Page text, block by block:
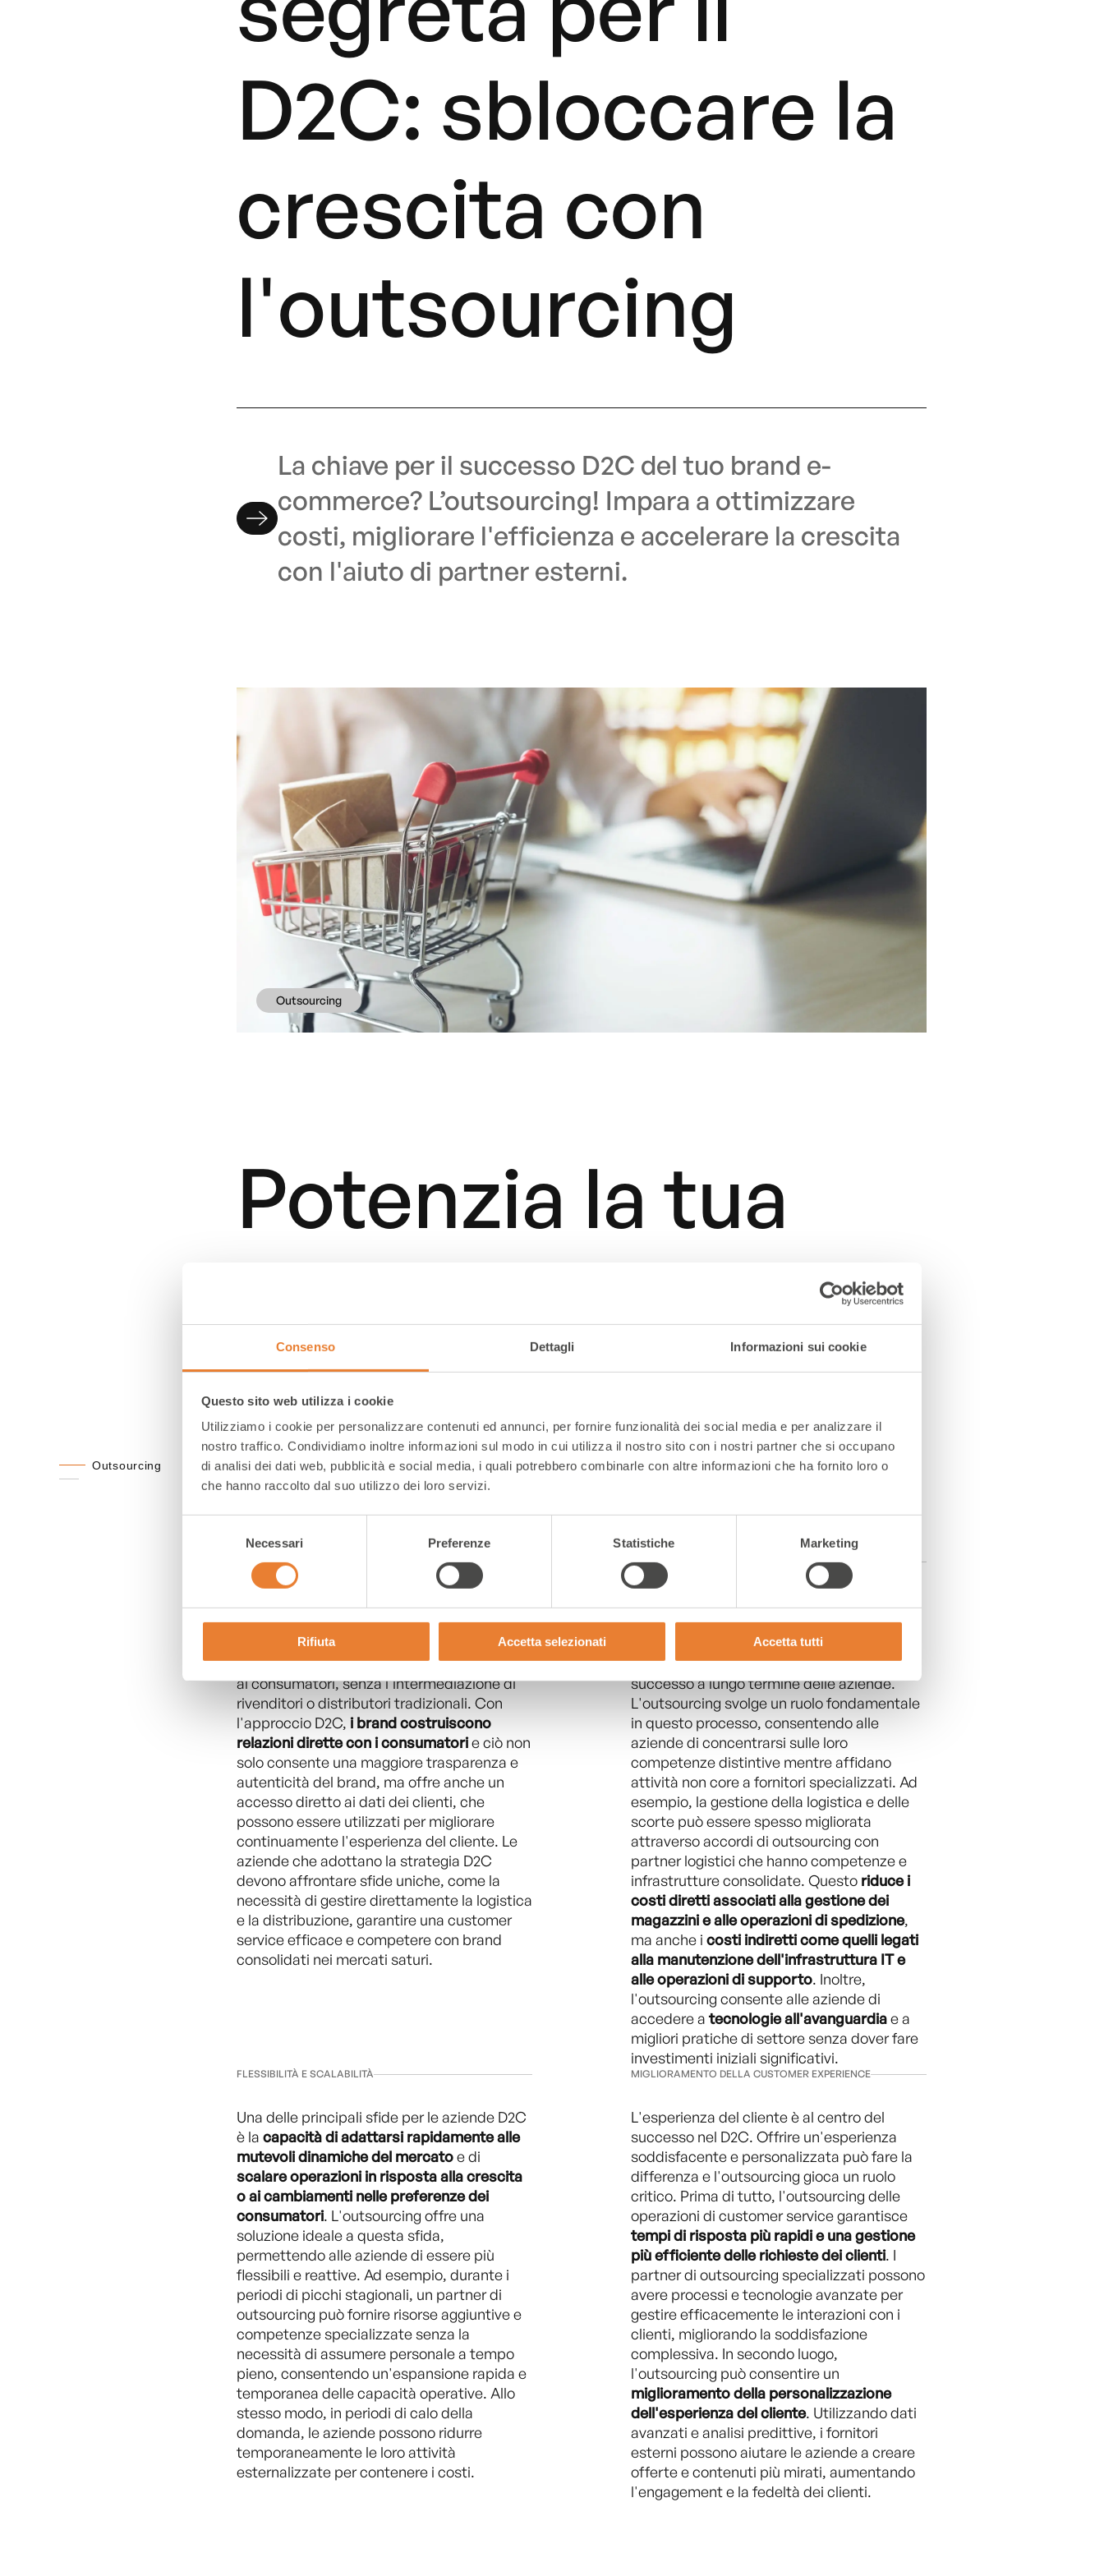
Consenso Dettagli Informazioni sui cookie
Questo sito web utilizza i cookie
Utilizziamo i cookie per personalizzare contenuti ed annunci, per fornire funzionalità dei social media e per analizzare il
nostro traffico. Condividiamo inoltre informazioni sul modo in cui utilizza il nostro sito con i nostri partner che si occupano
di analisi dei dati web, pubblicità e social media, i quali potrebbero combinarle con altre informazioni che ha fornito loro o
che hanno raccolto dal suo utilizzo dei loro servizi.
Necessari Preferenze Statistiche Marketing
Rifiuta Accetta selezionati Accetta tutti
Outsourcing
D2C: sbloccare la
crescita con
l'outsourcing
La chiave per il successo D2C del tuo brand e-
commerce? L’outsourcing! Impara a ottimizzare
costi, migliorare l'efficienza e accelerare la crescita
con l'aiuto di partner esterni.
Outsourcing
Potenzia la tua
strategia D2C
con l'outsourcing
IL PANORAMA DEL D2C
Il panorama del Direct-to-Consumer (D2C) si
è evoluto rapidamente negli ultimi anni,
trasformando radicalmente il modo in cui i
brand vendono i loro prodotti direttamente
ai consumatori, senza l'intermediazione di
rivenditori o distributori tradizionali. Con
l'approccio D2C, i brand costruiscono
relazioni dirette con i consumatorie ciò non
solo consente una maggiore trasparenza e
autenticità del brand, ma offre anche un
accesso diretto ai dati dei clienti, che
possono essere utilizzati per migliorare
continuamente l'esperienza del cliente. Le
aziende che adottano la strategia D2C
devono affrontare sfide uniche, come la
necessità di gestire direttamente la logistica
e la distribuzione, garantire una customer
service efficace e competere con brand
consolidati nei mercati saturi.
OUTSOURCING COME LEVA PER IL SUCCESSO D2C
Nel contesto del D2C, dove la competitività
è elevata e i margini possono essere stretti,
la riduzione dei costi e l'aumento
dell'efficienza operativa sono cruciali per il
successo a lungo termine delle aziende.
L'outsourcing svolge un ruolo fondamentale
in questo processo, consentendo alle
aziende di concentrarsi sulle loro
competenze distintive mentre affidano
attività non core a fornitori specializzati. Ad
esempio, la gestione della logistica e delle
scorte può essere spesso migliorata
attraverso accordi di outsourcing con
partner logistici che hanno competenze e
infrastrutture consolidate. Questo riduce i
costi diretti associati alla gestione dei
magazzini e alle operazioni di spedizione,
ma anche i costi indiretti come quelli legati
alla manutenzione dell'infrastruttura IT e
alle operazioni di supporto. Inoltre,
l'outsourcing consente alle aziende di
accedere a tecnologie all'avanguardiae a
migliori pratiche di settore senza dover fare
investimenti iniziali significativi.
FLESSIBILITÀ E SCALABILITÀ
Una delle principali sfide per le aziende D2C
è la capacità di adattarsi rapidamente alle
mutevoli dinamiche del mercatoe di
scalare operazioni in risposta alla crescita
o ai cambiamenti nelle preferenze dei
consumatori. L'outsourcing offre una
soluzione ideale a questa sfida,
permettendo alle aziende di essere più
flessibili e reattive. Ad esempio, durante i
periodi di picchi stagionali, un partner di
outsourcing può fornire risorse aggiuntive e
competenze specializzate senza la
necessità di assumere personale a tempo
pieno, consentendo un'espansione rapida e
temporanea delle capacità operative. Allo
stesso modo, in periodi di calo della
domanda, le aziende possono ridurre
temporaneamente le loro attività
esternalizzate per contenere i costi.
MIGLIORAMENTO DELLA CUSTOMER EXPERIENCE
L'esperienza del cliente è al centro del
successo nel D2C. Offrire un'esperienza
soddisfacente e personalizzata può fare la
differenza e l'outsourcing gioca un ruolo
critico. Prima di tutto, l'outsourcing delle
operazioni di customer service garantisce
tempi di risposta più rapidi e una gestione
più efficiente delle richieste dei clienti. I
partner di outsourcing specializzati possono
avere processi e tecnologie avanzate per
gestire efficacemente le interazioni con i
clienti, migliorando la soddisfazione
complessiva. In secondo luogo,
l'outsourcing può consentire un
miglioramento della personalizzazione
dell'esperienza del cliente. Utilizzando dati
avanzati e analisi predittive, i fornitori
esterni possono aiutare le aziende a creare
offerte e contenuti più mirati, aumentando
l'engagement e la fedeltà dei clienti.